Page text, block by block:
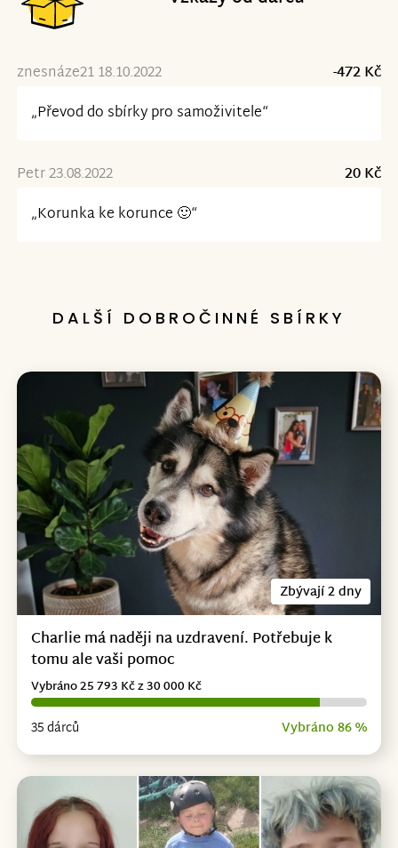
znesnáze21 18.10.2022
-472 Kč
„Převod do sbírky pro samoživitele“
Petr 23.08.2022
20 Kč
„Korunka ke korunce 🙂“
DALŠÍ DOBROČINNÉ SBÍRKY
Zbývají 2 dny
Charlie má naději na uzdravení. Potřebuje k
tomu ale vaši pomoc
35 dárců Vybráno 86 %
Vybráno 25 793 Kč z 30 000 Kč